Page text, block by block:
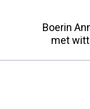
Boerin
met